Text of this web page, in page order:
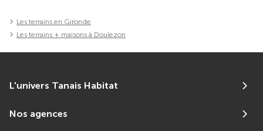
Les terrains en Gironde
Les terrains + maisons à Doulezon
L'univers Tanais Habitat
Nos agences